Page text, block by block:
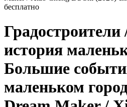
бесплатно
история
Большие
маленьком